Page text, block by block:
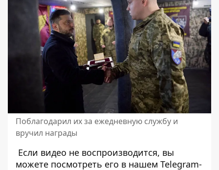
Поблагодарил их за ежедневную службу и
вручил награды
Если видео не воспроизводится, вы
можете посмотреть его в нашем Telegram-